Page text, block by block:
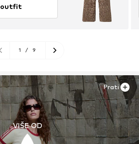
outfit
1 / 9
VIŠE OD
Prati